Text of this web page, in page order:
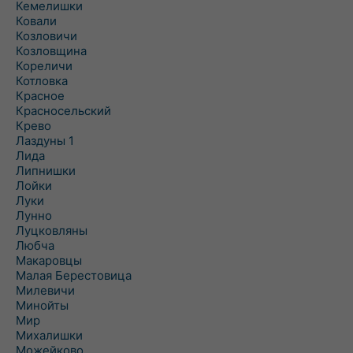
Кемелишки
Ковали
Козловичи
Козловщина
Кореличи
Котловка
Красное
Красносельский
Крево
Лаздуны 1
Лида
Липнишки
Лойки
Луки
Лунно
Луцковляны
Любча
Макаровцы
Малая Берестовица
Милевичи
Минойты
Мир
Михалишки